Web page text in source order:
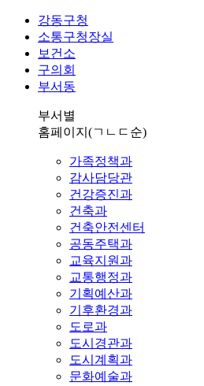
강동구청
소통구청장실
보건소
구의회
부서동
부서별
홈페이지 (ㄱㄴㄷ순)
가족정책과
감사담당관
건강증진과
건축과
건축안전센터
공동주택과
교육지원과
교통행정과
기획예산과
기후환경과
도로과
도시경관과
도시계획과
문화예술과